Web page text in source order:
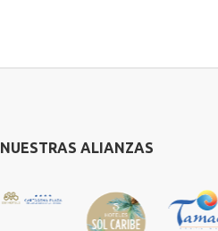
NUESTRAS ALIANZAS